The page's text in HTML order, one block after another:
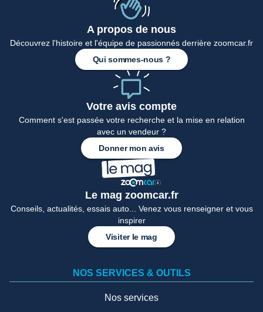
A propos de nous
Découvrez l'histoire et l'équipe de passionnés derrière zoomcar.fr
Qui sommes-nous ?
Votre avis compte
Comment s'est passée votre recherche et la mise en relation
avec un vendeur ?
Donner mon avis
Le mag zoomcar.fr
Conseils, actualités, essais auto... Venez vous renseigner et vous
inspirer
Visiter le mag
NOS SERVICES & OUTILS
Nos services